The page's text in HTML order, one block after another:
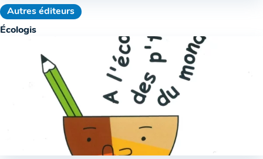
Autres éditeurs
Écologis